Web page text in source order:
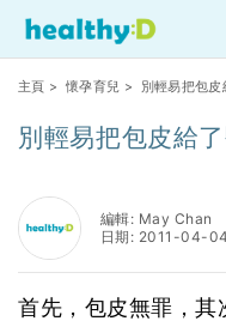
主頁 > 懷孕育兒 > 別輕易把包
別輕易把包皮給了
編輯: May Chan
日期: 2011-04-04
首先，包皮無罪，其